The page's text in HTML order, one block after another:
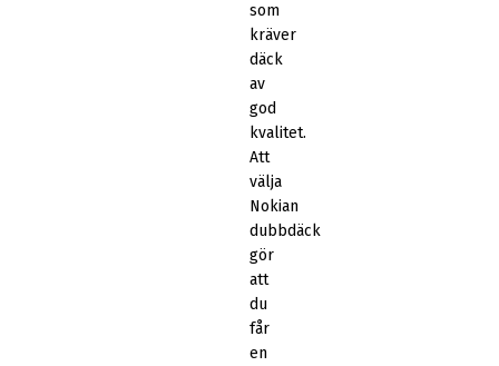
som
kräver
däck
av
god
kvalitet.
Att
välja
Nokian
dubbdäck
gör
att
du
får
en